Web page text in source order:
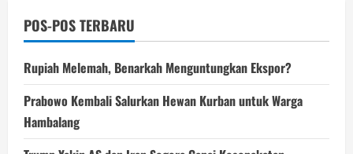
POS-POS TERBARU
Rupiah Melemah, Benarkah Menguntungkan Ekspor?
Prabowo Kembali Salurkan Hewan Kurban untuk Warga
Hambalang